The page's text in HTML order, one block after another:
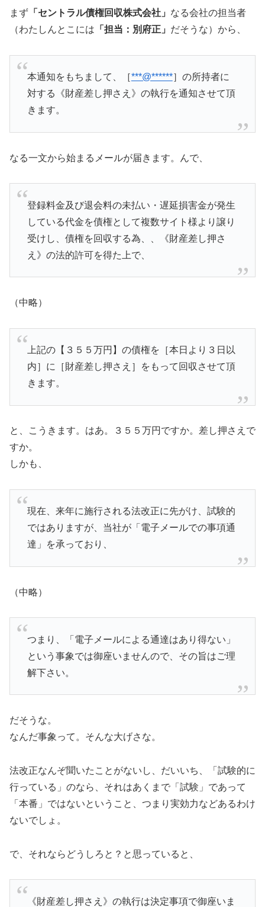
まず 「セントラル債権回収株式会社」 なる会社の担当者
（わたしんとこには 「担当：別府正」 だそうな）から、
本通知をもちまして、［***@******］の所持者に
対する《財産差し押さえ》の執行を通知させて頂
きます。
なる一文から始まるメールが届きます。んで、
登録料金及び退会料の未払い・遅延損害金が発生
している代金を債権として複数サイト様より譲り
受けし、債権を回収する為、、《財産差し押さ
え》の法的許可を得た上で、
（中略）
上記の【３５５万円】の債権を［本日より３日以
内］に［財産差し押さえ］をもって回収させて頂
きます。
と、こうきます。はあ。３５５万円ですか。差し押さえで
すか。
しかも、
現在、来年に施行される法改正に先がけ、試験的
ではありますが、当社が「電子メールでの事項通
達」を承っており、
（中略）
つまり、「電子メールによる通達はあり得ない」
という事象では御座いませんので、その旨はご理
解下さい。
だそうな。
なんだ事象って。そんな大げさな。
法改正なんぞ聞いたことがないし、だいいち、「試験的に
行っている」のなら、それはあくまで「試験」であって
「本番」ではないということ、つまり実効力などあるわけ
ないでしょ。
で、それならどうしろと？と思っていると、
《財産差し押さえ》の執行は決定事項で御座いま